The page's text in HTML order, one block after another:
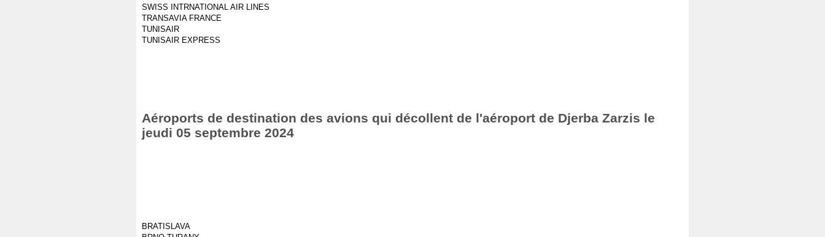
SWISS INTRNATIONAL AIR LINES
TRANSAVIA FRANCE
TUNISAIR
TUNISAIR EXPRESS
Aéroports de destination des avions qui décollent de l'aéroport de Djerba Zarzis le
jeudi 05 septembre 2024
BRATISLAVA